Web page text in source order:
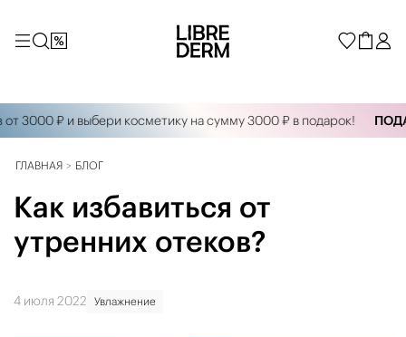
₽ и выбери косметику на сумму 3000 ₽ в подарок!
ГЛАВНАЯ БЛОГ
Как избавиться от
утренних отеков?
4 июля 2022 Увлажнение